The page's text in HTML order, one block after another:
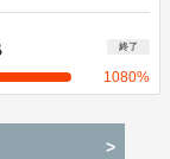
終了
1080%